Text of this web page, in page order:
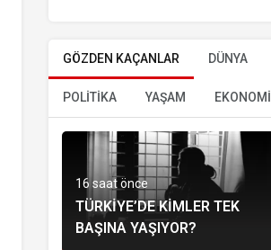
GÖZDEN KAÇANLAR DÜNYA
POLİTİKA YAŞAM EKONOMİ
16 saat önce
TÜRKIYE’DE KIMLER TEK
BAŞINA YAŞIYOR?